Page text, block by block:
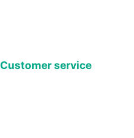
Customer service